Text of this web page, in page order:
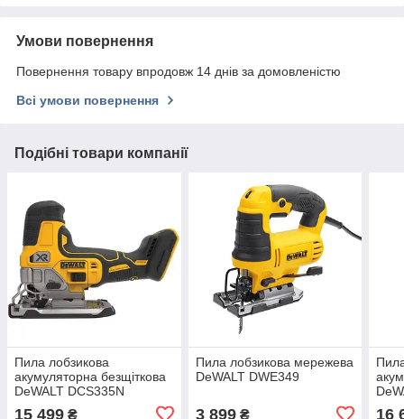
Умови повернення
Повернення товару впродовж 14 днів за домовленістю
Всі умови повернення
Подібні товари компанії
Пила лобзикова
акумуляторна безщіткова
DeWALT DCS335N
15 499 ₴
Пила лобзикова мережева
DeWALT DWE349
3 899₴ 16